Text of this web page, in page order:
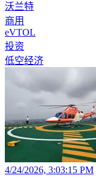
沃兰特
商用
eVTOL
投资
低空经济
4/24/2026, 3:03:15 PM